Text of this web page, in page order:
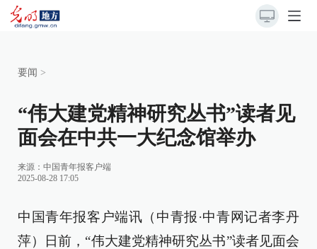
要闻 >
“伟大建党精神研究丛书”读者见
面会在中共一大纪念馆举办
来源： 中国青年报客户端
2025-08-28 17:05
中国青年报客户端讯（中青报·中青网记者李丹
萍）日前，“伟大建党精神研究丛书”读者见面会